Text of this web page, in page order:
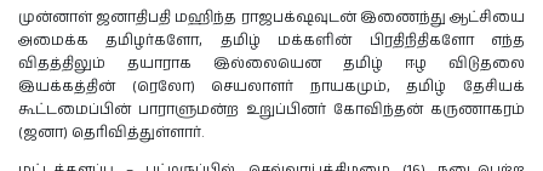
முன்னாள் ஜனாதிபதி மஹிந்த ராஜபக்‌ஷவுடன் இணைந்து ஆட்சியை
அமைக்க தமிழர்களோ, தமிழ் மக்களின் பிரதிநிதிகளோ எந்த
விதத்திலும் தயாராக இல்லையென தமிழ் ஈழ விடுதலை
இயக்கத்தின் (ரெலோ) செயலாளர் நாயகமும், தமிழ் தேசியக்
கூட்டமைப்பின் பாராளுமன்ற உறுப்பினர் கோவிந்தன் கருணாகரம்
(ஜனா) தெரிவித்துள்ளார்.